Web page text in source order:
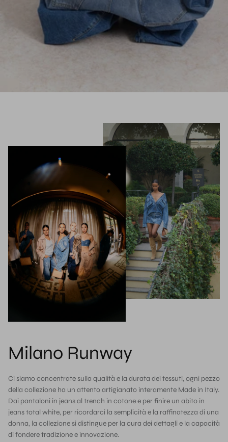
Milano Runway
Ci siamo concentrate sulla qualità e la durata dei tessuti, ogni pezzo
della collezione ha un attento artigianato interamente Made in Italy.
Dai pantaloni in jeans al trench in cotone e per finire un abito in
jeans total white, per ricordarci la semplicità e la raffinatezza di una
donna, la collezione si distingue per la cura dei dettagli e la capacità
di fondere tradizione e innovazione.